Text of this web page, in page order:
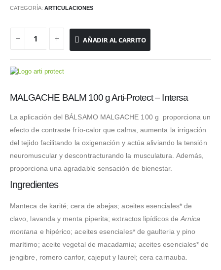
CATEGORÍA: ARTICULACIONES
AÑADIR AL CARRITO
MALGACHE BALM 100 g Arti-Protect – Intersa
La aplicación del BÁLSAMO MALGACHE 100 g proporciona un
efecto de contraste frío-calor que calma, aumenta la irrigación
del tejido facilitando la oxigenación y actúa aliviando la tensión
neuromuscular y descontracturando la musculatura. Además,
proporciona una agradable sensación de bienestar.
Ingredientes
Manteca de karité; cera de abejas; aceites esenciales* de
clavo, lavanda y menta piperita; extractos lipídicos de Arnica
montana e hipérico; aceites esenciales* de gaulteria y pino
marítimo; aceite vegetal de macadamia; aceites esenciales* de
jengibre, romero canfor, cajeput y laurel; cera carnauba.